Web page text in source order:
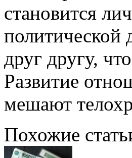
становится
политической
друг другу,
Развитие
мешают
Похожие